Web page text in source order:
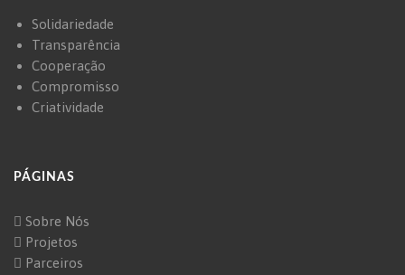
Solidariedade
Transparência
Cooperação
Compromisso
Criatividade
PÁGINAS
Sobre Nós
Projetos
Parceiros